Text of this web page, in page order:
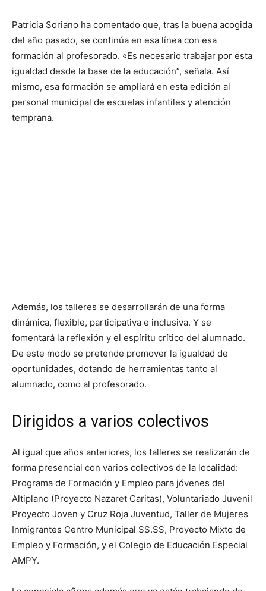
Patricia Soriano ha comentado que, tras la buena acogida
del año pasado, se continúa en esa línea con esa
formación al profesorado. «Es necesario trabajar por esta
igualdad desde la base de la educación”, señala. Así
mismo, esa formación se ampliará en esta edición al
personal municipal de escuelas infantiles y atención
temprana.
Además, los talleres se desarrollarán de una forma
dinámica, flexible, participativa e inclusiva. Y se
fomentará la reflexión y el espíritu crítico del alumnado.
De este modo se pretende promover la igualdad de
oportunidades, dotando de herramientas tanto al
alumnado, como al profesorado.
Dirigidos a varios colectivos
Al igual que años anteriores, los talleres se realizarán de
forma presencial con varios colectivos de la localidad:
Programa de Formación y Empleo para jóvenes del
Altiplano (Proyecto Nazaret Caritas), Voluntariado Juvenil
Proyecto Joven y Cruz Roja Juventud, Taller de Mujeres
Inmigrantes Centro Municipal SS.SS, Proyecto Mixto de
Empleo y Formación, y el Colegio de Educación Especial
AMPY.